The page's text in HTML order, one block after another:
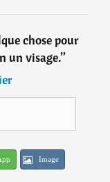
chose pour
un visage.”
Image